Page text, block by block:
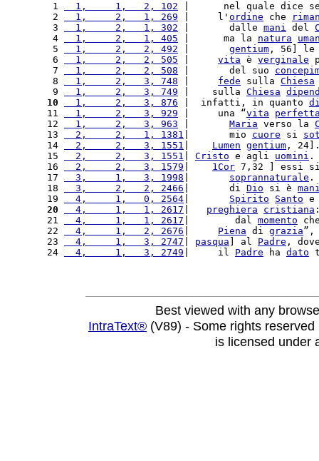
1
  1,     1,   2, 102
|      nel quale dice
2
  1,     2,   1, 269
|     l' ordine che
3
  1,     2,   1, 302
|       dalle mani del
4
  1,     2,   1, 405
|      ma la natura
5
  1,     2,   2, 492
gentium , 56] le
6
  1,     2,   2, 505
vita è verginale
7
  1,     2,   2, 508
|       del suo
8
  1,     2,   3, 748
fede sulla Chiesa
9
  1,     2,   3, 749
|    sulla Chiesa
10
  1,     2,   3, 876
|  infatti, in quanto
11
  1,     2,   3, 929
|     una “vita
12
  1,     2,   3, 963
Maria verso la
13
  2,     2,   1, 1381
|       mio cuore si
14
  2,     2,   3, 1551
Lumen gentium ,
15
  2,     2,   3, 1551
Cristo e agli uomini
16
  2,     2,   3, 1579
1Cor 7,32 ] essi
17
  3,     1,   3, 1998
soprannaturale
18
  3,     2,   2, 2466
|       di Dio si è
19
  4,     1,   0, 2564
Spirito Santo e
20
  4,     1,   1, 2617
preghiera cristiana
21
  4,     1,   1, 2617
|        dal momento
22
  4,     1,   2, 2676
Piena di grazia
23
  4,     1,   3, 2747
pasqua ] al Padre ,
24
  4,     1,   3, 2749
|     il Padre ha dato
Best viewed with any
IntraText® (V89) - Some rights
is licensed under